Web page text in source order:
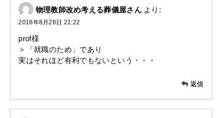
物理教師改め考える葬儀屋さん より:
2016年8月28日 21:22
prof様
＞「就職のため」であり
実はそれほど有利でもないという・・・
返信